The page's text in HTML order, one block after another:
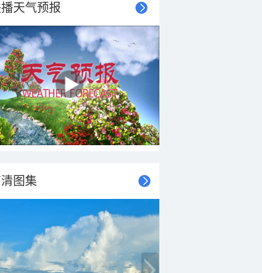
天气预报
图集